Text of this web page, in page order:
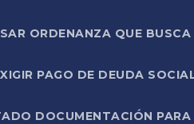
ORDENANZA QUE
PAGO DE DEUDA
DOCUMENTACIÓN